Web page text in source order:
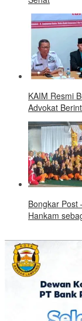
KAIM Resmi
Advokat
Bongkar Post
Hankam